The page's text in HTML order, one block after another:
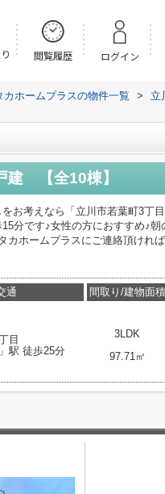
閲覧履歴 ログイン
カホームプラスの物件一覧 >
立
建 【全10棟】
をお考えなら「立川市若葉町3
分です♪女性の方におすすめ♪
カホームプラスにご連絡頂けれ
通
目
」駅 徒歩25分
間取り/建物面積
3LDK
97.71㎡